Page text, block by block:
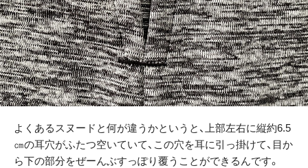
よくあるスヌードと何が違うかというと、上部左右に縦約6.5
㎝の耳穴がふたつ空いていて、この穴を耳に引っ掛けて、目か
ら下の部分をぜーんぶすっぽり覆うことができるんです。